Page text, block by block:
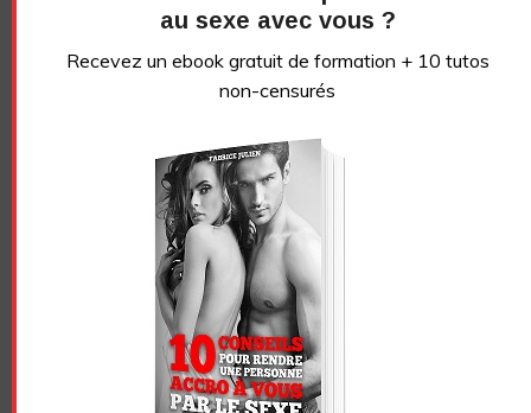
vidéos sans censure
au sexe avec vous ?
Recevez un ebook gratuit de formation + 10 tutos
non-censurés